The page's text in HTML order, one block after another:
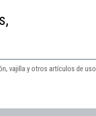
vajilla y otros artículos de uso